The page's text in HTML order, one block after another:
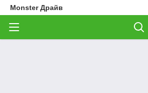
Monster Драйв